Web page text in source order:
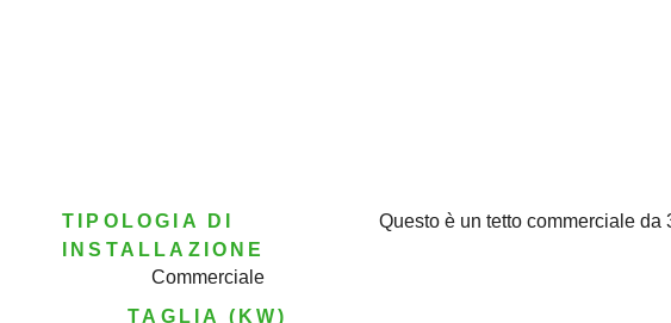
TIPOLOGIA DI
INSTALLAZIONE
Commerciale
TAGLIA (KW)
Questo è un tetto commerciale